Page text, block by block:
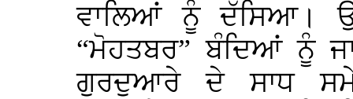
ਵਾਲਿਆਂ ਨੂੰ ਦੱਸਿਆ।
“ਮੋਹਤਬਰ” ਬੰਦਿਆਂ ਨੂੰ
ਗੁਰਦੁਆਰੇ ਦੇ ਸਾਧ